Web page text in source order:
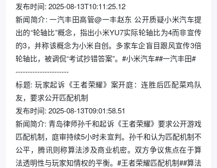
发布时间: 2025-08-13T10:11:25.12
新闻简介: 一汽丰田高管@一丰赵东 公开质疑小米汽车提
出的“轮轴比”概念，指出小米YU7实际轮轴比为4而非宣传
的3，并称该概念为小米自创。多家车企盲目跟风宣传3倍
轮轴比，被调侃“考试抄错答案”。#小米汽车##一汽丰田#
----------------------
标题: 玩家起诉《王者荣耀》案开庭：连胜后匹配菜鸡队
友，要求公开匹配机制
发布时间: 2025-08-13T09:01:58.51
新闻简介: 青岛律师孙千和起诉《王者荣耀》要求公开游戏
匹配机制，庭审持续5小时未宣判。孙千和认为匹配机制不
公平，腾讯则称算法涉及商业机密。双方争议焦点在于算
法透明性与玩家知情权的平衡。#王者荣耀匹配机制##算法